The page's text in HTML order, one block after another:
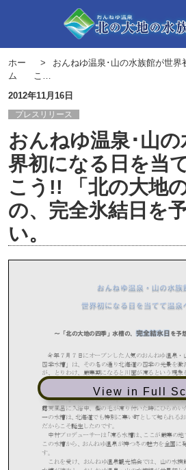
ホー
ム
おんねゆ温泉･山の水族館が世
こ…
2012年11月16日
プレスリリース
おんねゆ温泉･山
界初になる日を当
こう!! 「北の大地
の、完全氷結日を
い。
View in Full